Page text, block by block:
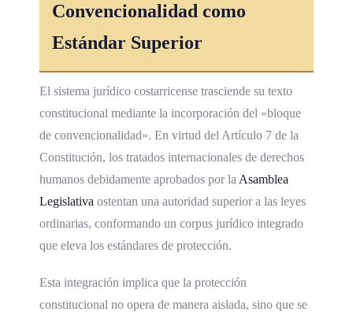
Convencionalidad como
Estándar Superior
El sistema jurídico costarricense trasciende su texto
constitucional mediante la incorporación del «bloque
de convencionalidad». En virtud del Artículo 7 de la
Constitución, los tratados internacionales de derechos
humanos debidamente aprobados por la Asamblea
Legislativa ostentan una autoridad superior a las leyes
ordinarias, conformando un corpus jurídico integrado
que eleva los estándares de protección.
Esta integración implica que la protección
constitucional no opera de manera aislada, sino que se